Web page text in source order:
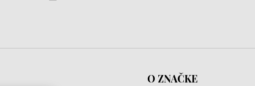
O ZNAČKE